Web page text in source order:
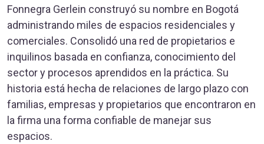
Fonnegra Gerlein construyó su nombre en Bogotá
administrando miles de espacios residenciales y
comerciales. Consolidó una red de propietarios e
inquilinos basada en confianza, conocimiento del
sector y procesos aprendidos en la práctica. Su
historia está hecha de relaciones de largo plazo con
familias, empresas y propietarios que encontraron en
la firma una forma confiable de manejar sus
espacios.